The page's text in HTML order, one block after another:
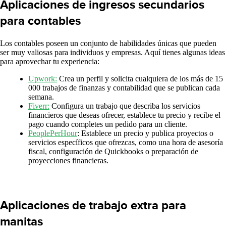
Aplicaciones de ingresos secundarios
para contables
Los contables poseen un conjunto de habilidades únicas que pueden
ser muy valiosas para individuos y empresas. Aquí tienes algunas ideas
para aprovechar tu experiencia:
Upwork: Crea un perfil y solicita cualquiera de los más de 15
000 trabajos de finanzas y contabilidad que se publican cada
semana.
Fiverr: Configura un trabajo que describa los servicios
financieros que deseas ofrecer, establece tu precio y recibe el
pago cuando completes un pedido para un cliente.
PeoplePerHour: Establece un precio y publica proyectos o
servicios específicos que ofrezcas, como una hora de asesoría
fiscal, configuración de Quickbooks o preparación de
proyecciones financieras.
Aplicaciones de trabajo extra para
manitas